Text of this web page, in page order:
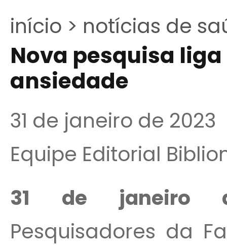
início > notícias de
Nova pesquisa
ansiedade
31 de janeiro de 2023
Equipe Editorial
31 de
Pesquisadores da